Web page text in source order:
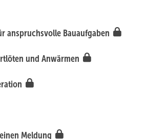
anspruchsvolle Bauaufgaben
und Anwärmen
Meldung